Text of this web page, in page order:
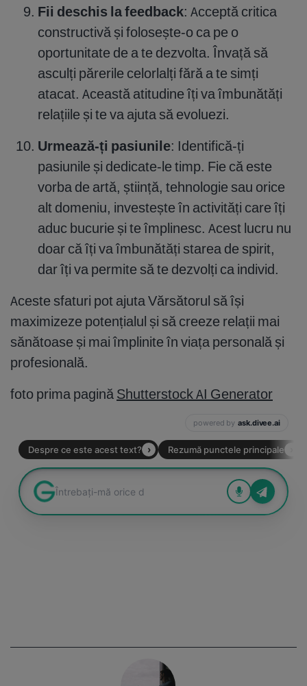
Fii deschis la feedback: Acceptă critica
constructivă și folosește-o ca pe o
oportunitate de a te dezvolta. Învață să
asculți părerile celorlalți fără a te simți
atacat. Această atitudine îți va îmbunătăți
relațiile și te va ajuta să evoluezi.
Urmează-ți pasiunile: Identifică-ți
pasiunile și dedicate-le timp. Fie că este
vorba de artă, știință, tehnologie sau orice
alt domeniu, investește în activități care îți
aduc bucurie și te împlinesc. Acest lucru nu
doar că îți va îmbunătăți starea de spirit,
dar îți va permite să te dezvolți ca individ.
Aceste sfaturi pot ajuta Vărsătorul să își
maximizeze potențialul și să creeze relații mai
sănătoase și mai împlinite în viața personală și
profesională.
foto prima pagină Shutterstock AI Generator